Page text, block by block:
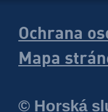
Ochrana
Mapa
© Horská